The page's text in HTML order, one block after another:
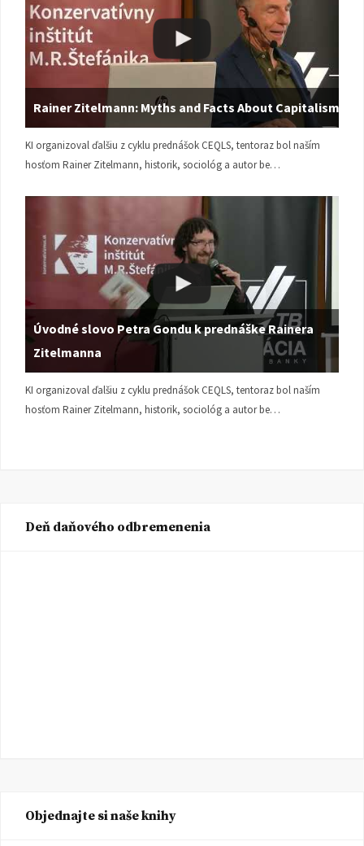
Rainer Zitelmann: Myths and Facts About Capitalism
KI organizoval ďalšiu z cyklu prednášok CEQLS, tentoraz bol naším
hosťom Rainer Zitelmann, historik, sociológ a autor be…
Úvodné slovo Petra Gondu k prednáške Rainera
Zitelmanna
KI organizoval ďalšiu z cyklu prednášok CEQLS, tentoraz bol naším
hosťom Rainer Zitelmann, historik, sociológ a autor be…
Deň daňového odbremenenia
Objednajte si naše knihy